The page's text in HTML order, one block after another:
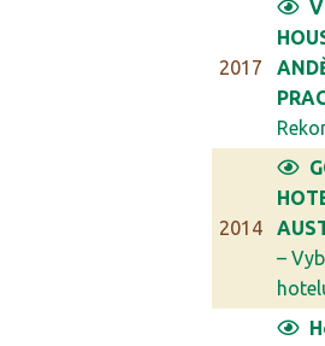
2017
2014
–